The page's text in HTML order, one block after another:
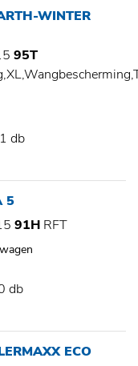
WINTER
95T
db
5
91H RFT
db
ECO